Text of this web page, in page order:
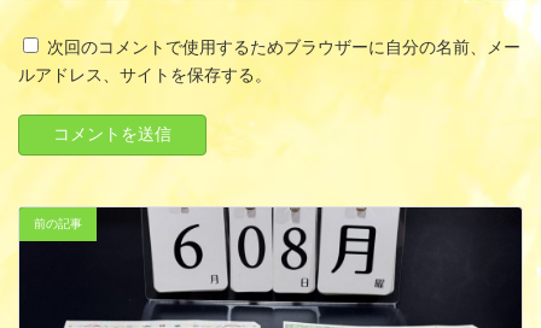
次回のコメントで使用するためブラウザーに自分の名前、メー
ルアドレス、サイトを保存する。
前の記事